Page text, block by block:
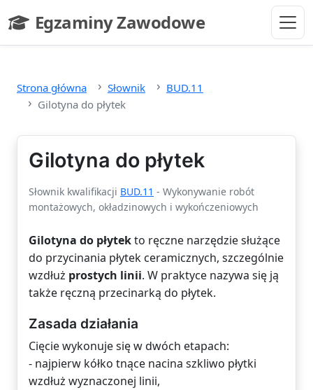
Egzaminy Zawodowe
- strona główna
Strona główna Słownik
BUD.11
Gilotyna do płytek
Gilotyna do płytek
Słownik kwalifikacji BUD.11 - Wykonywanie robót
montażowych, okładzinowych i wykończeniowych
Gilotyna do płytekto ręczne narzędzie służące
do przycinania płytek ceramicznych, szczególnie
wzdłuż prostych linii. W praktyce nazywa się ją
także ręczną przecinarką do płytek.
Zasada działania
Cięcie wykonuje się w dwóch etapach:
- najpierw kółko tnące nacina szkliwo płytki
wzdłuż wyznaczonej linii,